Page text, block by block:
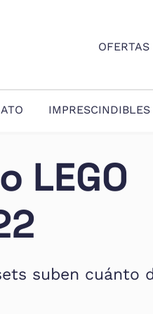
OFERTAS
IMPRESCINDIBLES
LEGO
suben cuánto